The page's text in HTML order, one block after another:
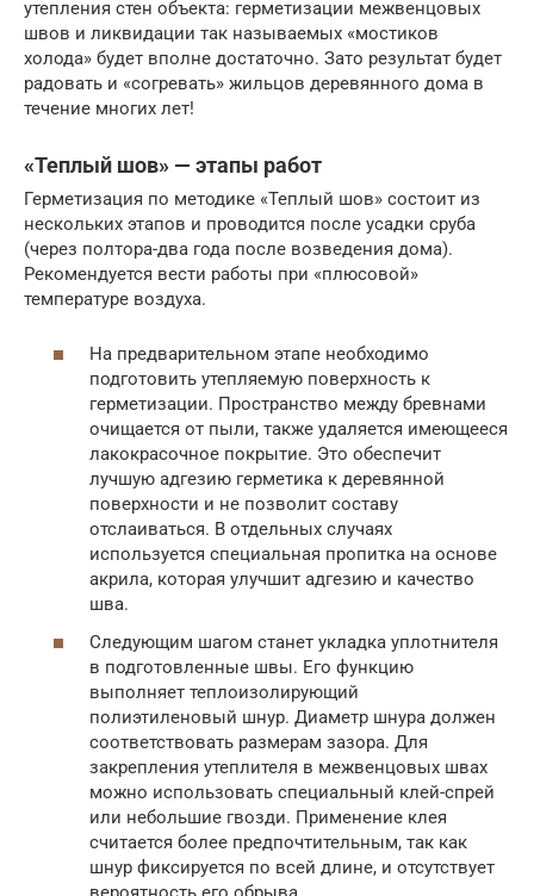
утепления стен объекта: герметизации межвенцовых
швов и ликвидации так называемых «мостиков
холода» будет вполне достаточно. Зато результат будет
радовать и «согревать» жильцов деревянного дома в
течение многих лет!
«Теплый шов» — этапы работ
Герметизация по методике «Теплый шов» состоит из
нескольких этапов и проводится после усадки сруба
(через полтора-два года после возведения дома).
Рекомендуется вести работы при «плюсовой»
температуре воздуха.
На предварительном этапе необходимо
подготовить утепляемую поверхность к
герметизации. Пространство между бревнами
очищается от пыли, также удаляется имеющееся
лакокрасочное покрытие. Это обеспечит
лучшую адгезию герметика к деревянной
поверхности и не позволит составу
отслаиваться. В отдельных случаях
используется специальная пропитка на основе
акрила, которая улучшит адгезию и качество
шва.
Следующим шагом станет укладка уплотнителя
в подготовленные швы. Его функцию
выполняет теплоизолирующий
полиэтиленовый шнур. Диаметр шнура должен
соответствовать размерам зазора. Для
закрепления утеплителя в межвенцовых швах
можно использовать специальный клей-спрей
или небольшие гвозди. Применение клея
считается более предпочтительным, так как
шнур фиксируется по всей длине, и отсутствует